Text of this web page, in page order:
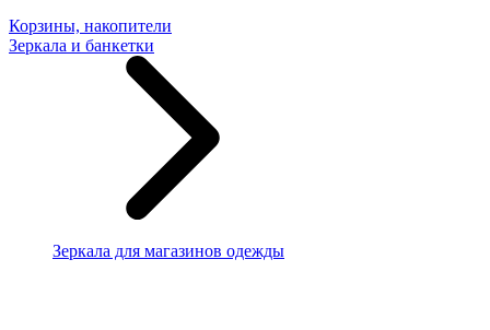
Корзины, накопители
Зеркала и банкетки
Зеркала для магазинов одежды